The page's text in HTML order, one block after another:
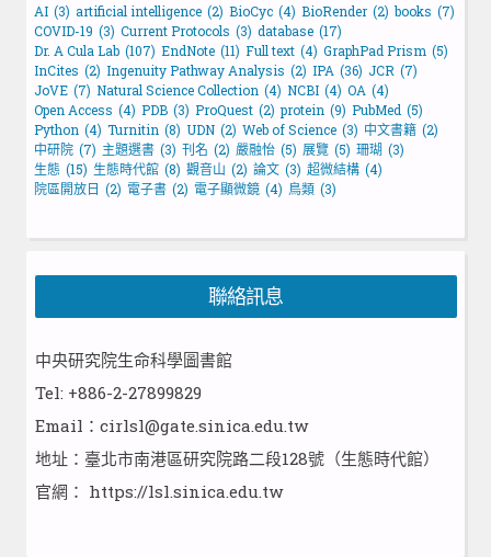
AI (3) artificial intelligence (2) BioCyc (4) BioRender (2) books (7)
COVID-19 (3) Current Protocols (3) database (17)
Dr. A Cula Lab (107) EndNote (11) Full text (4) GraphPad Prism (5)
InCites (2) Ingenuity Pathway Analysis (2) IPA (36) JCR (7)
JoVE (7) Natural Science Collection (4) NCBI (4) OA (4)
Open Access (4) PDB (3) ProQuest (2) protein (9) PubMed (5)
Python (4) Turnitin (8) UDN (2) Web of Science (3) 中文書籍 (2)
中研院 (7) 主題選書 (3) 刊名 (2) 嚴融怡 (5) 展覽 (5) 珊瑚 (3)
生態 (15) 生態時代館 (8) 觀音山 (2) 論文 (3) 超微結構 (4)
院區開放日 (2) 電子書 (2) 電子顯微鏡 (4) 鳥類 (3)
聯絡訊息
中央研究院生命科學圖書館
Tel: +886-2-27899829
Email：cirlsl@gate.sinica.edu.tw
地址：臺北市南港區研究院路二段128號（生態時代館）
官網： https://lsl.sinica.edu.tw